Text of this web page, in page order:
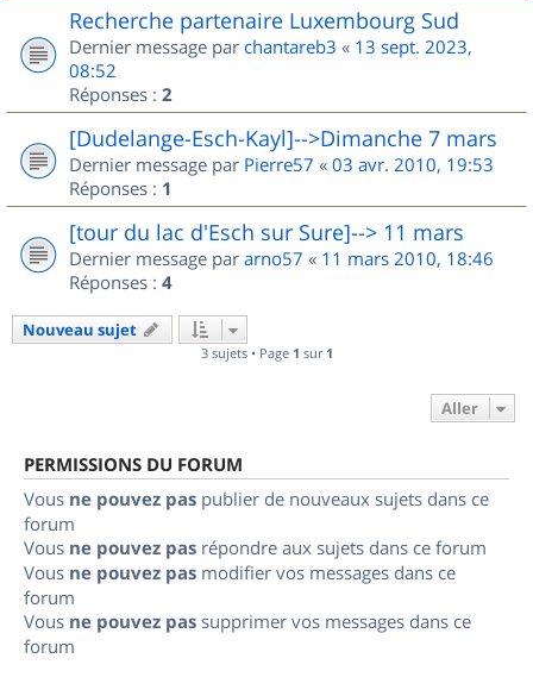
Recherche partenaire Luxembourg Sud
Dernier message par chantareb3 « 13 sept. 2023,
08:52
Réponses : 2
[Dudelange-Esch-Kayl]-->Dimanche 7 mars
Dernier message par Pierre57 « 03 avr. 2010, 19:53
Réponses : 1
[tour du lac d'Esch sur Sure]--> 11 mars
Dernier message par arno57 « 11 mars 2010, 18:46
Réponses : 4
Nouveau sujet
3 sujets • Page 1 sur 1
Aller
PERMISSIONS DU FORUM
Vous ne pouvez pas publier de nouveaux sujets dans ce
forum
Vous ne pouvez pas répondre aux sujets dans ce forum
Vous ne pouvez pas modifier vos messages dans ce
forum
Vous ne pouvez pas supprimer vos messages dans ce
forum